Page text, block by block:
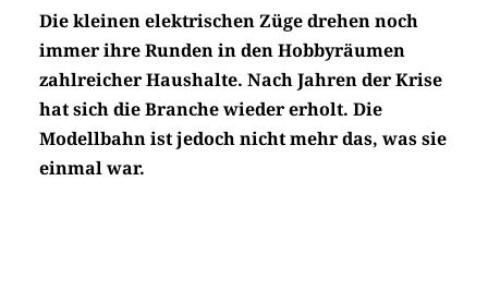
Die kleinen elektrischen Züge drehen noch
immer ihre Runden in den Hobbyräumen
zahlreicher Haushalte. Nach Jahren der Krise
hat sich die Branche wieder erholt. Die
Modellbahn ist jedoch nicht mehr das, was sie
einmal war.